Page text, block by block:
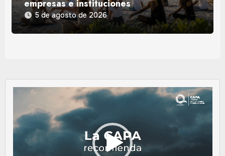
empresas e instituciones
5 de agosto de 2026
Reproductor
vídeo